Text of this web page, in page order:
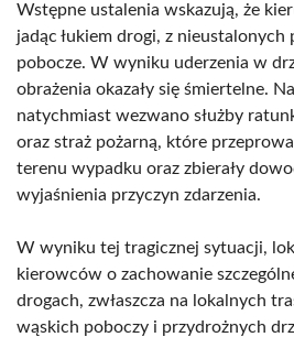
Wstępne ustalenia wskazują, że
jadąc łukiem drogi, z nieustalonych
pobocze. W wyniku uderzenia w
obrażenia okazały się śmiertelne.
natychmiast wezwano służby
oraz straż pożarną, które
terenu wypadku oraz zbierały
wyjaśnienia przyczyn zdarzenia.
W wyniku tej tragicznej sytuacji,
kierowców o zachowanie
drogach, zwłaszcza na lokalnych
wąskich poboczy i przydrożnych